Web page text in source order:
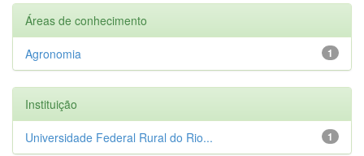
Áreas de conhecimento
1
Agronomia
Instituição
1
Universidade Federal Rural do Rio...